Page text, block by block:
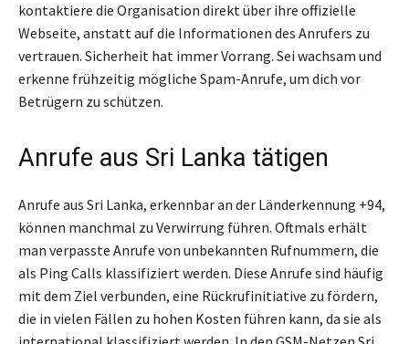
kontaktiere die Organisation direkt über ihre offizielle
Webseite, anstatt auf die Informationen des Anrufers zu
vertrauen. Sicherheit hat immer Vorrang. Sei wachsam und
erkenne frühzeitig mögliche Spam-Anrufe, um dich vor
Betrügern zu schützen.
Anrufe aus Sri Lanka tätigen
Anrufe aus Sri Lanka, erkennbar an der Länderkennung +94,
können manchmal zu Verwirrung führen. Oftmals erhält
man verpasste Anrufe von unbekannten Rufnummern, die
als Ping Calls klassifiziert werden. Diese Anrufe sind häufig
mit dem Ziel verbunden, eine Rückrufinitiative zu fördern,
die in vielen Fällen zu hohen Kosten führen kann, da sie als